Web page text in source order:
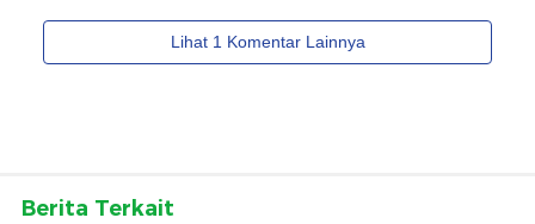
Berita Terkait